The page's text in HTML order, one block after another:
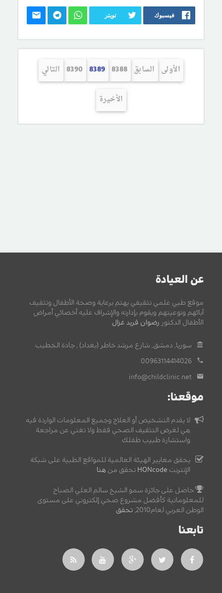
فيسبوك تويتر
الأولى السابق 8388
8389
8390 التالي
الأخيرة
عن العيادة
موقع طبي علمي تثقيفي يهتم برعاية وصحة الأطفال وتثقيف
آبائهم وتوعيتهم ويقوم بإدارته والإشراف عليه أخصائي أمراض
الأطفال الدكتور رضوان فريد غزال.
سوريا, دمشق, شارع مرشد خاطر (بغداد) , جادة الخطيب.
00963114414026
info@childclinic.net
موقعنا:
لا يقدم التشخيص أو العلاج وجميع المعلومات الواردة فيه
هي لغرض التثقيف الصحي فقط ولا تغني عن مراجعة
واستشارة طبيب طفلك.
يحقق معايير الهيئة العالمية للمواقع الطبية على شبكة
الإنترنت HONcode تحقق من هنا
حاصل على جائزة سمو الشيخ سالم العلي الصباح
للمعلوماتية كأفضل مشروع صحي إلكتروني على مستوى
الوطن العربي لعام2010,
تحقق.
تابعنا